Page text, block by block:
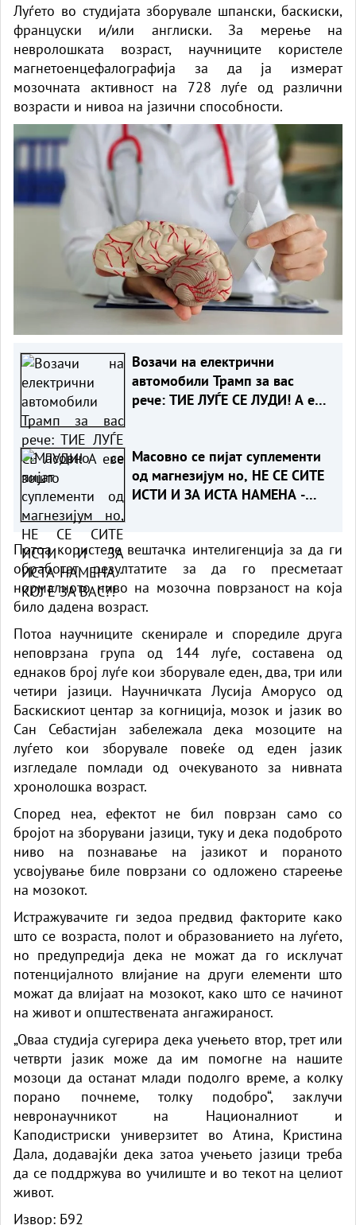
Луѓето во студијата зборувале шпански, баскиски,
француски и/или англиски. За мерење на
невролошката возраст, научниците користеле
магнетоенцефалографија за да ја измерат
мозочната активност на 728 луѓе од различни
возрасти и нивоа на јазични способности.
Возачи на електрични
автомобили Трамп за вас
рече: ТИЕ ЛУЃЕ СЕ ЛУДИ! А еве
Масовно се пијат суплементи
од магнезијум но, НЕ СЕ СИТЕ
ИСТИ И ЗА ИСТА НАМЕНА -
Потоа користеле вештачка интелигенција за да ги
обработат резултатите за да го пресметаат
нормалното ниво на мозочна поврзаност на која
било дадена возраст.
Потоа научниците скенирале и споредиле друга
неповрзана група од 144 луѓе, составена од
еднаков број луѓе кои зборувале еден, два, три или
четири јазици. Научничката Лусија Аморусо од
Баскискиот центар за когниција, мозок и јазик во
Сан Себастијан забележала дека мозоците на
луѓето кои зборувале повеќе од еден јазик
изгледале помлади од очекуваното за нивната
хронолошка возраст.
Според неа, ефектот не бил поврзан само со
бројот на зборувани јазици, туку и дека подоброто
ниво на познавање на јазикот и пораното
усвојување биле поврзани со одложено стареење
на мозокот.
Истражувачите ги зедоа предвид факторите како
што се возраста, полот и образованието на луѓето,
но предупредија дека не можат да го исклучат
потенцијалното влијание на други елементи што
можат да влијаат на мозокот, како што се начинот
на живот и општествената ангажираност.
„Оваа студија сугерира дека учењето втор, трет или
четврти јазик може да им помогне на нашите
мозоци да останат млади подолго време, а колку
порано почнеме, толку подобро“, заклучи
невронаучникот на Националниот и
Каподистриски универзитет во Атина, Кристина
Дала, додавајќи дека затоа учењето јазици треба
да се поддржува во училиште и во текот на целиот
живот.
Извор: Б92